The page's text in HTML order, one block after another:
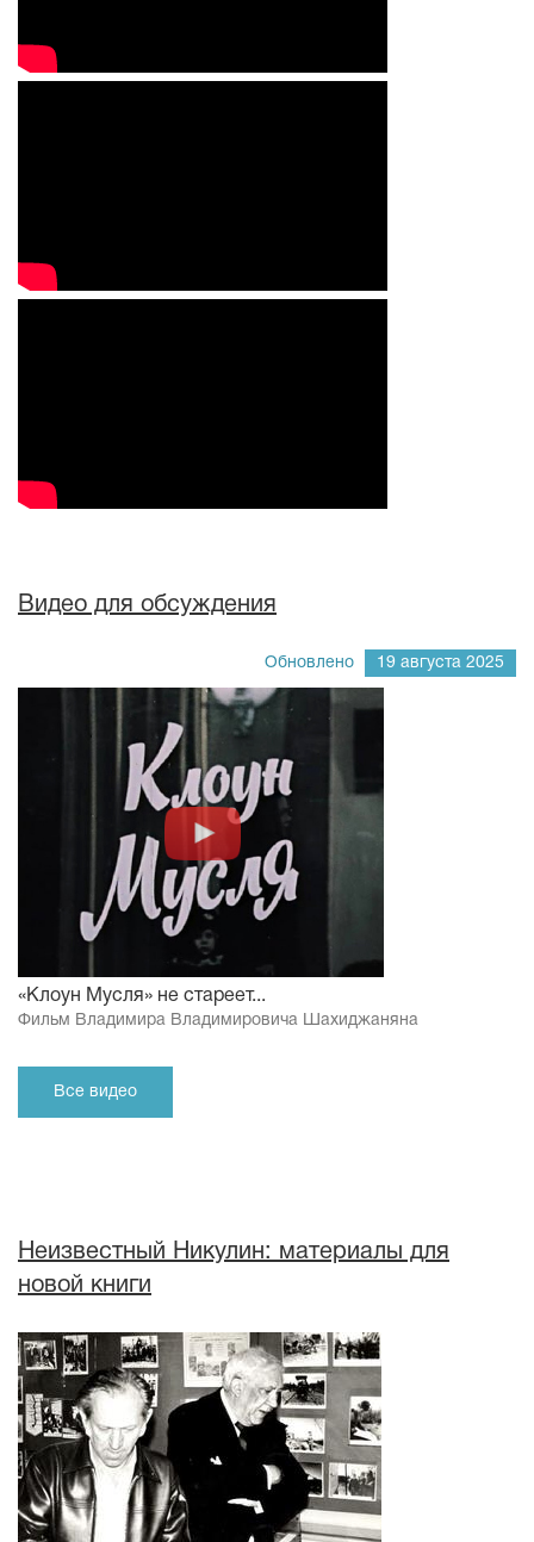
Видео для обсуждения
Обновлено 19 августа 2025
«Клоун Мусля» не стареет...
Фильм Владимира Владимировича Шахиджаняна
Все видео
Неизвестный Никулин: материалы для
новой книги